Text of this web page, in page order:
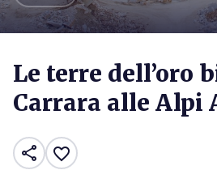
Le terre dell’oro
Carrara alle Alpi
share favorite_border